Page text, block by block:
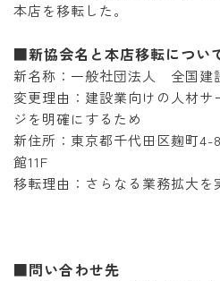
本店を移転した。
■新協会名と本店移転につい
新名称：一般社団法人 全国建
変更理由：建設業向けの人材
ジを明確にするため
新住所：東京都千代田区麹町4-
館11F
移転理由：さらなる業務拡大を
■問い合わせ先